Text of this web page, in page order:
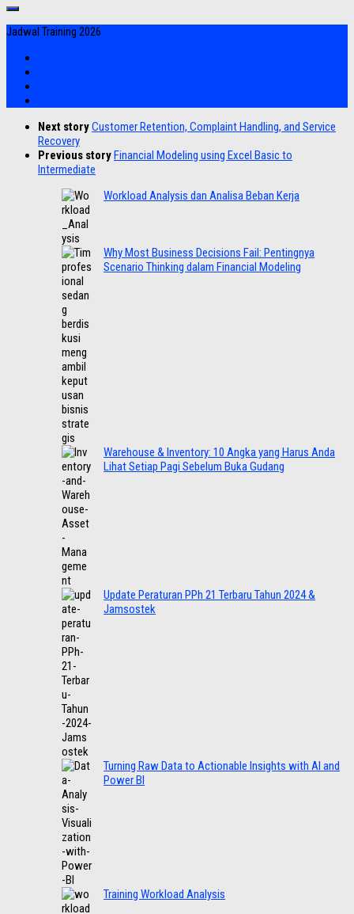
Jadwal Training 2026
Next storyCustomer Retention, Complaint Handling, and Service
Recovery
Previous storyFinancial Modeling using Excel Basic to
Intermediate
Workload Analysis dan Analisa Beban Kerja
Why Most Business Decisions Fail: Pentingnya
Scenario Thinking dalam Financial Modeling
Warehouse & Inventory: 10 Angka yang Harus Anda
Lihat Setiap Pagi Sebelum Buka Gudang
Update Peraturan PPh 21 Terbaru Tahun 2024 &
Jamsostek
Turning Raw Data to Actionable Insights with AI and
Power BI
Training Workload Analysis